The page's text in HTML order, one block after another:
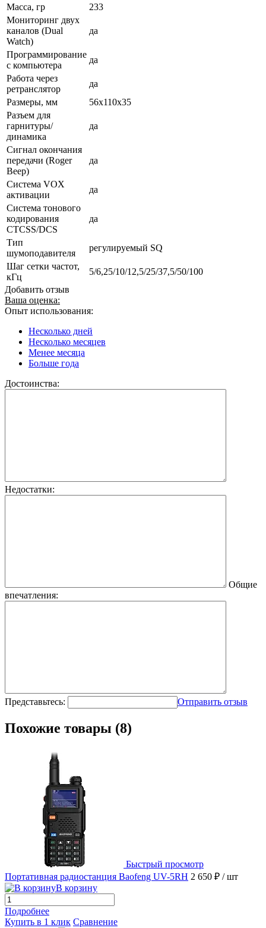
Масса, гр
233
Мониторинг двух
каналов (Dual
Watch)
да
Программирование
с компьютера
да
Работа через
ретранслятор
да
Размеры, мм
56x110x35
Разъем для
гарнитуры/
динамика
да
Сигнал окончания
передачи (Roger
Beep)
да
Система VOX
активации
да
Система тонового
кодирования
CTCSS/DCS
да
Тип
шумоподавителя
регулируемый SQ
Шаг сетки частот,
кГц
5/6,25/10/12,5/25/37,5/50/100
Добавить отзыв
Ваша оценка:
Опыт использования:
Несколько дней
Несколько месяцев
Менее месяца
Больше года
Достоинства:
Недостатки:
Общие
впечатления:
Представьтесь: Отправить отзыв
Похожие товары (8)
Быстрый просмотр
Портативная радиостанция Baofeng UV-5RH 2 650 ₽ / шт
В корзину
Подробнее
Купить в 1 клик Сравнение